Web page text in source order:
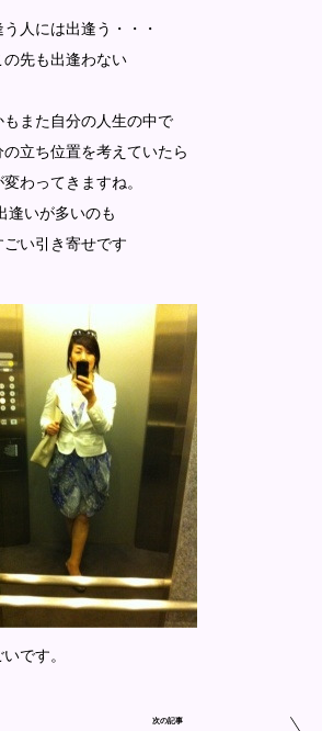
人には出逢う・・・
先も出逢わない
また自分の人生の中で
立ち位置を考えていたら
わってきますね。
いが多いのも
い引き寄せです
です。
次の記事